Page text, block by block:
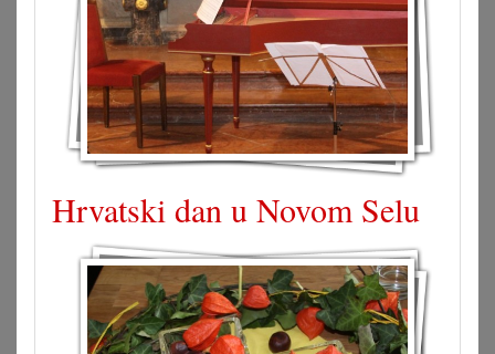
Hrvatski dan u Novom Selu